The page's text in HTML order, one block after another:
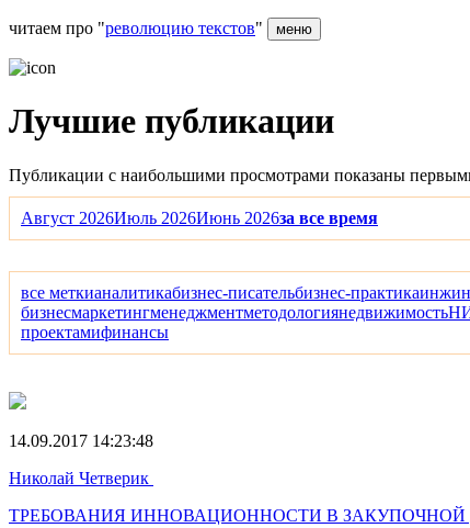
читаем про "революцию текстов" меню
Лучшие публикации
Публикации с наибольшими просмотрами показаны
Август 2026Июль 2026Июнь 2026за все время
все меткианалитикабизнес-писательбизнес-практика
бизнесмаркетингменеджментметодологиянедвижимость
проектамифинансы
14.09.2017 14:23:48
Николай Четверик
ТРЕБОВАНИЯ ИННОВАЦИОННОСТИ В ЗАКУПОЧНОЙ